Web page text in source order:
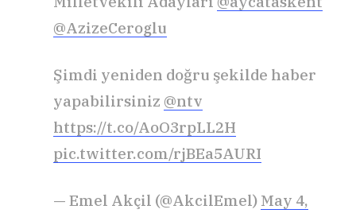
@AzizeCeroglu
Şimdi yeniden doğru şekilde haber
yapabilirsiniz @ntv
https://t.co/AoO3rpLL2H
pic.twitter.com/rjBEa5AURI
— Emel Akçil (@AkcilEmel) May 4,